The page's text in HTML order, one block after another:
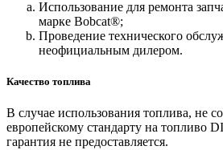
Использование для ремонта
марке Bobcat®;
Проведение технического
неофициальным дилером.
Качество топлива
В случае использования топлива, не
европейскому стандарту на топливо
гарантия не предоставляется.